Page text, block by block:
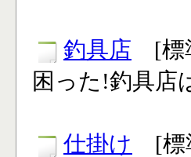
釣具店 [標
困った!釣具店
仕掛け [標